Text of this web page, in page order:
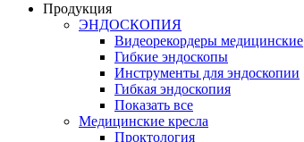
Продукция
ЭНДОСКОПИЯ
Видеорекордеры медицинские
Гибкие эндоскопы
Инструменты для эндоскопии
Гибкая эндоскопия
Показать все
Медицинские кресла
Проктология